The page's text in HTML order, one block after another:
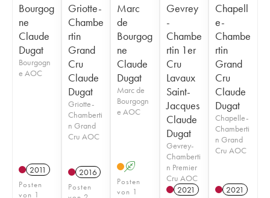
Bourgog
ne
Claude
Dugat
Bourgogn
e AOC
2011
Posten
von 1
Griotte-
Chambe
rtin
Grand
Cru
Claude
Dugat
Griotte-
Chamberti
n Grand
Cru AOC
2016
Posten
Marc
de
Bourgog
ne
Claude
Dugat
Marc de
Bourgogn
e AOC
A
Posten
von 1
Gevrey
-
Chambe
rtin 1er
Cru
Lavaux
Saint-
Jacques
Claude
Dugat
Gevrey-
Chamberti
n Premier
Cru AOC
2021
Chapell
e-
Chambe
rtin
Grand
Cru
Claude
Dugat
Chapelle-
Chamberti
n Grand
Cru AOC
2021